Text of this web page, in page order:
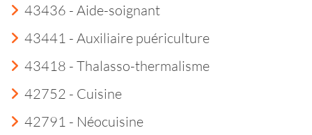
43436 - Aide-soignant
43441 - Auxiliaire puériculture
43418 - Thalasso-thermalisme
42752 - Cuisine
42791 - Néocuisine